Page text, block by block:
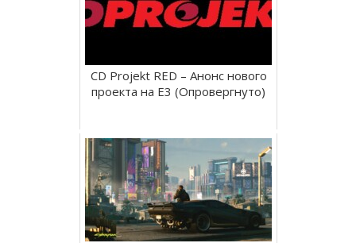
CD Projekt RED – Анонс нового
проекта на E3 (Опровергнуто)